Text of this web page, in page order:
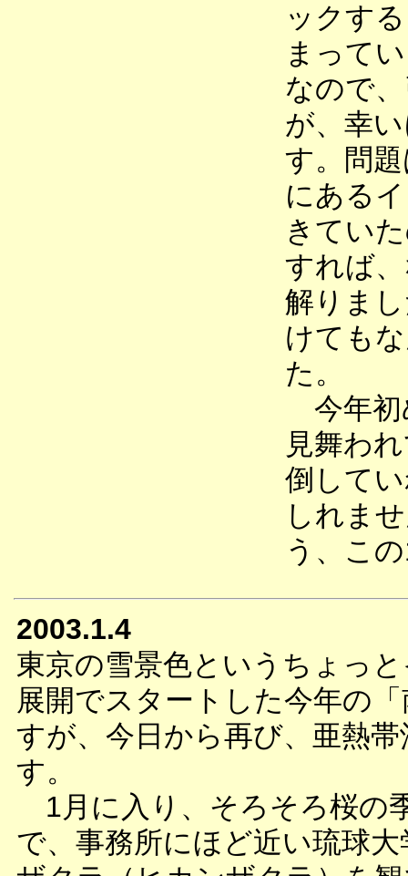
ックす
まって
なので
が、幸
す。問
にある
きてい
すれば
解りま
けても
た。
今年初
見舞わ
倒して
しれま
う、こ
2003.1.4
東京の雪景色というちょっ
展開でスタートした今年の
すが、今日から再び、亜熱
す。
1月に入り、そろそろ桜の
で、事務所にほど近い琉球